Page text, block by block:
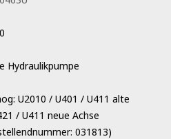
Hydraulikpumpe
U2010 / U401 / U411 alte
/ U411 neue Achse
031813)